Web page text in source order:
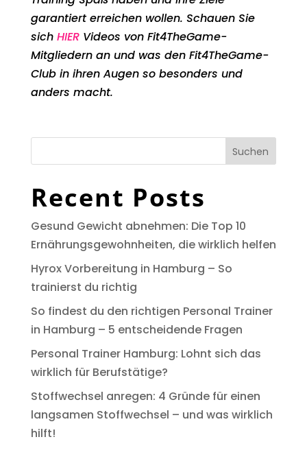
garantiert erreichen wollen. Schauen Sie
sich HIERVideos von Fit4TheGame-
Mitgliedern an und was den Fit4TheGame-
Club in ihren Augen so besonders und
anders macht.
Suchen
Recent Posts
Gesund Gewicht abnehmen: Die Top 10
Ernährungsgewohnheiten, die wirklich helfen
Hyrox Vorbereitung in Hamburg – So
trainierst du richtig
So findest du den richtigen Personal Trainer
in Hamburg – 5 entscheidende Fragen
Personal Trainer Hamburg: Lohnt sich das
wirklich für Berufstätige?
Stoffwechsel anregen: 4 Gründe für einen
langsamen Stoffwechsel – und was wirklich
hilft!